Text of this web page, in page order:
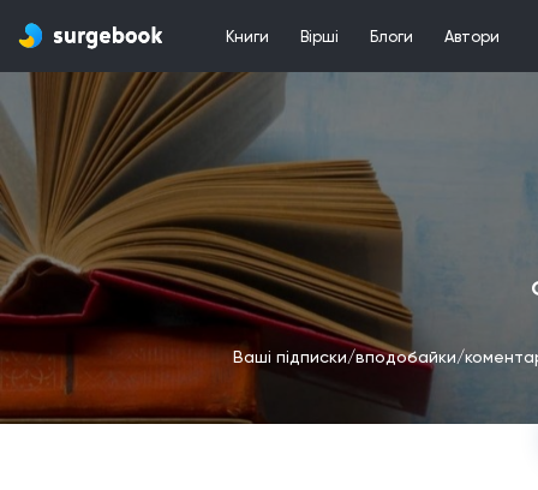
Книги Вірші Блоги Автори
Ваші підписки/вподобайки/